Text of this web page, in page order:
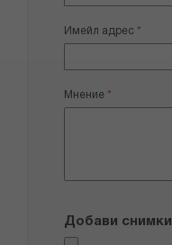
Имейл адрес
Мнение
Добави снимки